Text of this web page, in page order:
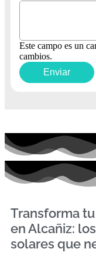
Este campo es un
cambios.
Transforma
en Alcañiz:
solares que